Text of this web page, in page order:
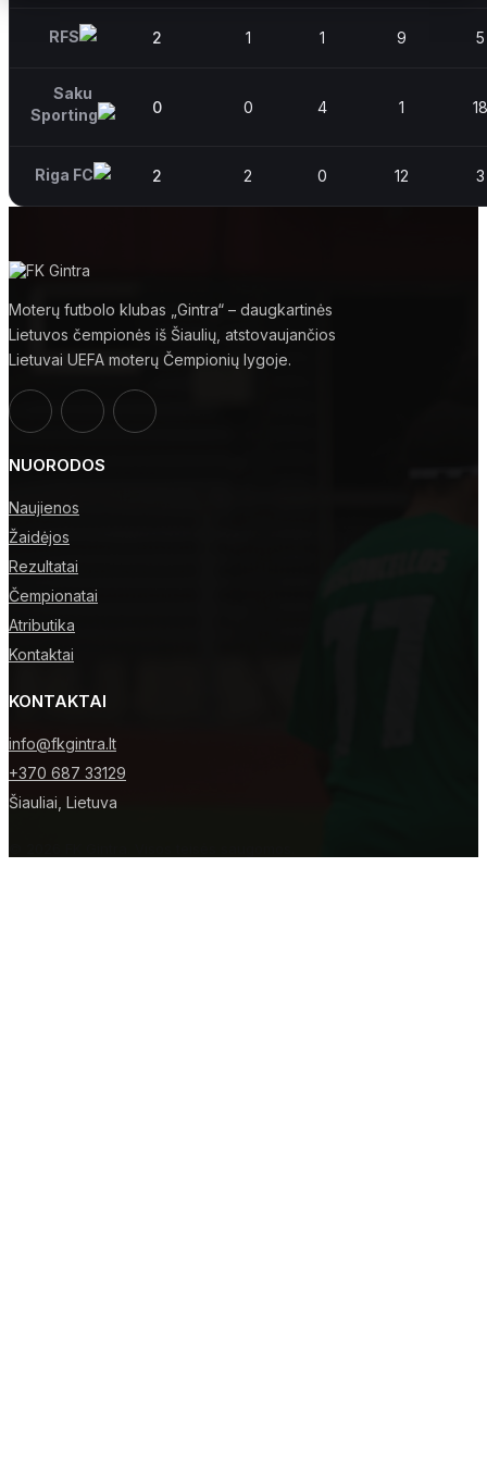
RFS 2 1 1 9 5
Saku
Sporting
0 0 4 1 18
Riga FC 2 2 0 12 3
Moterų futbolo klubas „Gintra“ – daugkartinės
Lietuvos čempionės iš Šiaulių, atstovaujančios
Lietuvai UEFA moterų Čempionių lygoje.
NUORODOS
Naujienos
Žaidėjos
Rezultatai
Čempionatai
Atributika
Kontaktai
KONTAKTAI
info@fkgintra.lt
+370 687 33129
Šiauliai, Lietuva